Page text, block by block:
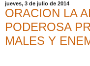
jueves, 3 de julio de 2014
ORACION LA
PODEROSA
MALES Y